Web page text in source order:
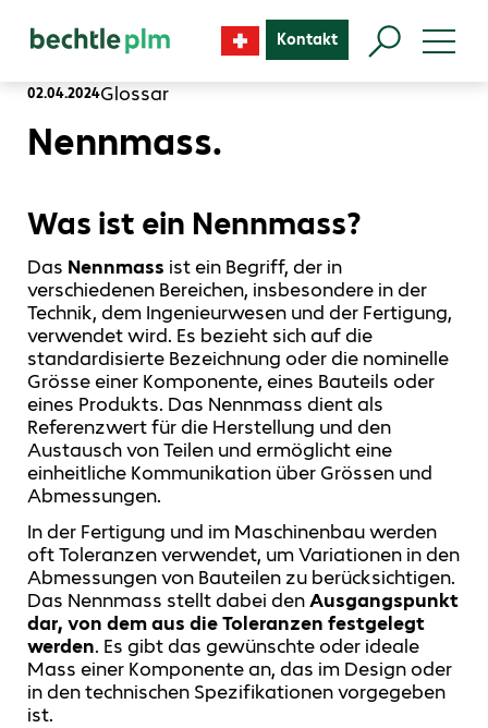
Kontakt
02.04.2024Glossar
Nennmass.
Was ist ein Nennmass?
Das Nennmass ist ein Begriff, der in
verschiedenen Bereichen, insbesondere in der
Technik, dem Ingenieurwesen und der Fertigung,
verwendet wird. Es bezieht sich auf die
standardisierte Bezeichnung oder die nominelle
Grösse einer Komponente, eines Bauteils oder
eines Produkts. Das Nennmass dient als
Referenzwert für die Herstellung und den
Austausch von Teilen und ermöglicht eine
einheitliche Kommunikation über Grössen und
Abmessungen.
In der Fertigung und im Maschinenbau werden
oft Toleranzen verwendet, um Variationen in den
Abmessungen von Bauteilen zu berücksichtigen.
Das Nennmass stellt dabei denAusgangspunkt
dar, von dem aus die Toleranzen festgelegt
werden. Es gibt das gewünschte oder ideale
Mass einer Komponente an, das im Design oder
in den technischen Spezifikationen vorgegeben
ist.